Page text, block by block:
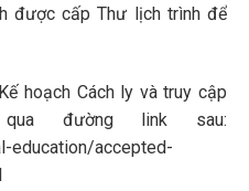
được cấp Thư lịch trình để
hoạch Cách ly và truy cập
đường link sau:
education/accepted-